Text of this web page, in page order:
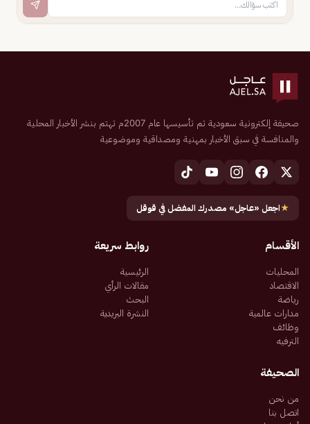
صحيفة إلكترونية سعودية تم تأسيسها عام 2007م تهتم بنشر الأخبار المحلية
والمنافسة في سبق الأخبار بمهنية ومصداقية وموضوعية
★اجعل «عاجل» مصدرك المفضل في قوقل
الأقسام
المحليات
الاقتصاد
رياضة
مدارات عالمية
وظائف
الترفيه
روابط سريعة
الرئيسية
مقالات الرأي
البحث
النشرة البريدية
الصحيفة
من نحن
اتصل بنا